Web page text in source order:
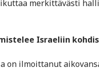
merkittävästi
Israeliin
on ilmoittanut